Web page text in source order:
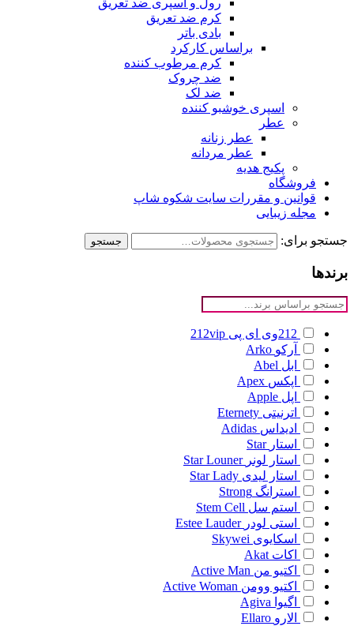
رول و اسپری ضد تعریق
کرم ضد تعریق
بادی باتر
براساس کارکرد
کرم مرطوب کننده
ضد چروک
ضد لک
اسپری خوشبو کننده
عطر
عطر زنانه
عطر مردانه
پکیج هدیه
فروشگاه
قوانین و مقررات سایت شکوه شاپ
مجله زیبایی
جستجو برای: جستجو
برندها
212وی ای پی
212vip
آرکو Arko
ابل Abel
اپکس Apex
اپل Apple
اترنیتی Eternety
ادیداس Adidas
استار Star
استار لونر Star Louner
استار لیدی Star Lady
استرانگ Strong
استم سل Stem Cell
استی لودر Estee Lauder
اسکایوی Skywei
اکات Akat
اکتیو من Active Man
اکتیو وومن Active Woman
اگیوا Agiva
الارو Ellaro